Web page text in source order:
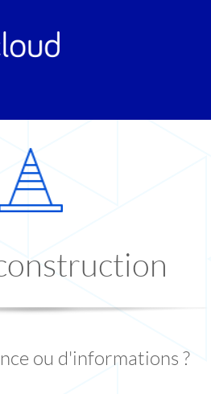
ou d'informations ?